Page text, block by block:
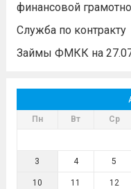
финансовой
Служба по контракту
Займы ФМКК на
Пн Вт Ср
3 4 5
10 11 12